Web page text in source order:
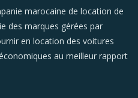
marocaine de location de
des marques gérées par
en location des voitures
au meilleur rapport